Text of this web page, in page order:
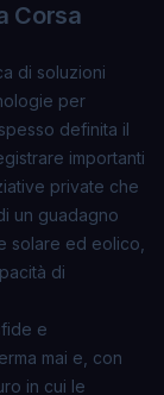
Corsa
di soluzioni
per
definita il
importanti
private che
un guadagno
solare ed eolico,
di
e
mai e, con
in cui le